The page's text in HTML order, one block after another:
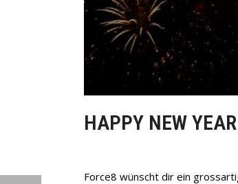
HAPPY NEW
Force8 wünscht dir ein